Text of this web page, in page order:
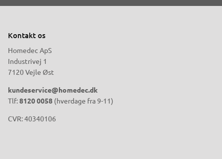
Kontakt os
Homedec ApS
Industrivej 1
7120 Vejle Øst
kundeservice@homedec.dk
Tlf:8120 0058 (hverdage fra 9-11)
CVR: 40340106